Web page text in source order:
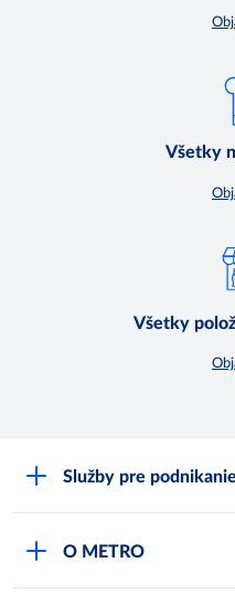
Všetky
Všetky
Služby pre
O METRO